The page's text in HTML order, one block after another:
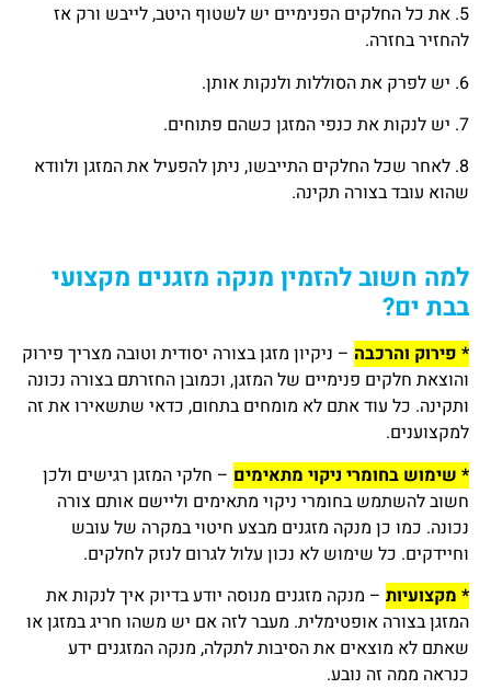
5. את כל החלקים הפנימיים יש לשטוף היטב, לייבש ורק אז
להחזיר בחזרה.
6. יש לפרק את הסוללות ולנקות אותן.
7. יש לנקות את כנפי המזגן כשהם פתוחים.
8. לאחר שכל החלקים התייבשו, ניתן להפעיל את המזגן ולוודא
שהוא עובד בצורה תקינה.
למה חשוב להזמין מנקה מזגנים מקצועי
בבת ים?
* פירוק והרכבה – ניקיון מזגן בצורה יסודית וטובה מצריך פירוק
והוצאת חלקים פנימיים של המזגן, וכמובן החזרתם בצורה נכונה
ותקינה. כל עוד אתם לא מומחים בתחום, כדאי שתשאירו את זה
למקצוענים.
* שימוש בחומרי ניקוי מתאימים – חלקי המזגן רגישים ולכן
חשוב להשתמש בחומרי ניקוי מתאימים וליישם אותם צורה
נכונה. כמו כן מנקה מזגנים מבצע חיטוי במקרה של עובש
וחיידקים. כל שימוש לא נכון עלול לגרום לנזק לחלקים.
* מקצועיות – מנקה מזגנים מנוסה יודע בדיוק איך לנקות את
המזגן בצורה אופטימלית. מעבר לזה אם יש משהו חריג במזגן או
שאתם לא מוצאים את הסיבות לתקלה, מנקה המזגנים ידע
כנראה ממה זה נובע.